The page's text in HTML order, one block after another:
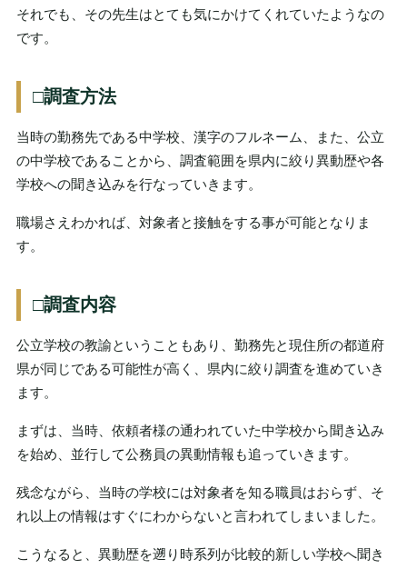
それでも、その先生はとても気にかけてくれていたようなの
です。
□調査方法
当時の勤務先である中学校、漢字のフルネーム、また、公立
の中学校であることから、調査範囲を県内に絞り異動歴や各
学校への聞き込みを行なっていきます。
職場さえわかれば、対象者と接触をする事が可能となりま
す。
□調査内容
公立学校の教諭ということもあり、勤務先と現住所の都道府
県が同じである可能性が高く、県内に絞り調査を進めていき
ます。
まずは、当時、依頼者様の通われていた中学校から聞き込み
を始め、並行して公務員の異動情報も追っていきます。
残念ながら、当時の学校には対象者を知る職員はおらず、そ
れ以上の情報はすぐにわからないと言われてしまいました。
こうなると、異動歴を遡り時系列が比較的新しい学校へ聞き